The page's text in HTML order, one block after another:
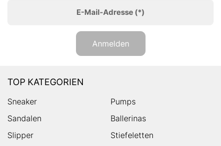
E-Mail-Adresse (*)
Anmelden
TOP KATEGORIEN
Sneaker
Pumps
Sandalen
Ballerinas
Slipper
Stiefeletten